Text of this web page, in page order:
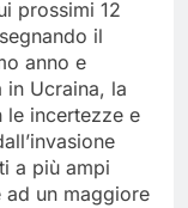
prossimi 12
il
anno e
Ucraina, la
incertezze e
a più ampi
ad un maggiore